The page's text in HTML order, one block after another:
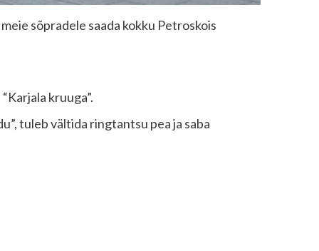
sõpradele saada kokku Petroskois
kruuga”.
tuleb vältida ringtantsu pea ja saba